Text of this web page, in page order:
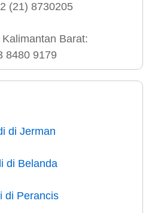
(21) 8730205
Barat:
8480 9179
di Jerman
di Belanda
di Perancis